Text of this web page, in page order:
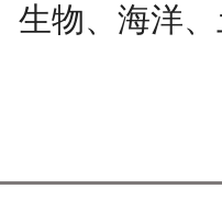
物、海洋